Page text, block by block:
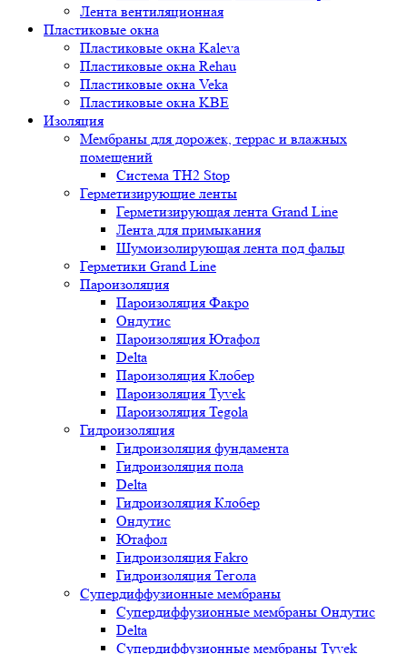
Лента вентиляционная
Пластиковые окна
Пластиковые окна Kaleva
Пластиковые окна Rehau
Пластиковые окна Veka
Пластиковые окна KBE
Изоляция
Мембраны для дорожек, террас и влажных
помещений
Система TH2 Stop
Герметизирующие ленты
Герметизирующая лента Grand Line
Лента для примыкания
Шумоизолирующая лента под фальц
Герметики Grand Line
Пароизоляция
Пароизоляция Факро
Ондутис
Пароизоляция Ютафол
Delta
Пароизоляция Клобер
Пароизоляция Tyvek
Пароизоляция Tegola
Гидроизоляция
Гидроизоляция фундамента
Гидроизоляция пола
Delta
Гидроизоляция Клобер
Ондутис
Ютафол
Гидроизоляция Fakro
Гидроизоляция Тегола
Супердиффузионные мембраны
Супердиффузионные мембраны Ондутис
Delta
Супердиффузионные мембраны Tyvek